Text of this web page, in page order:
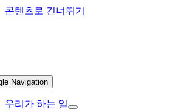
콘텐츠로 건너뛰기
Navigation
우리가 하는 일